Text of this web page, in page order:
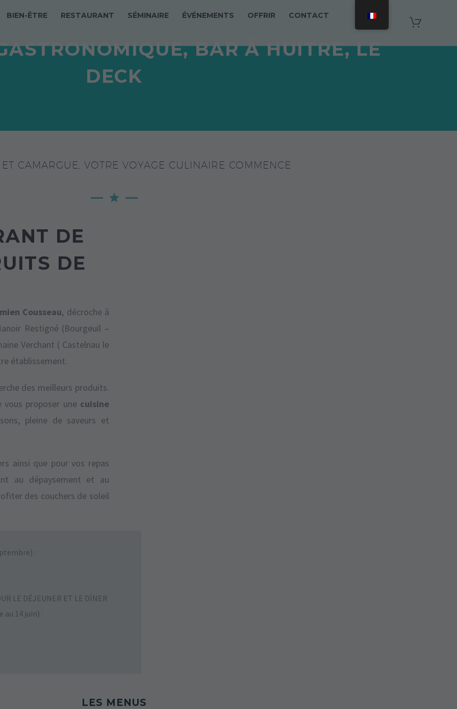
BIEN-ÊTRE RESTAURANT SÉMINAIRE ÉVÉNEMENTS OFFRIR
CONTACT
BAR À HUITRE, LE
DECK
CAMARGUE, VOTRE VOYAGE CULINAIRE COMMENCE
DE
DE
Cousseau, décroche à
Restigné (Bourgeuil –
Verchant ( Castelnau le
établissement.
des meilleurs produits.
proposer une cuisine
pleine de saveurs et
ainsi que pour vos repas
au dépaysement et au
des couchers de soleil
:
LE DÉJEUNER ET LE DÎNER
14 juin) :
LES MENUS